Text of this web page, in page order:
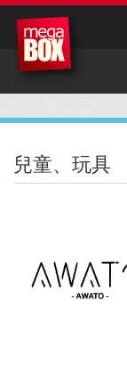
兒童、玩具